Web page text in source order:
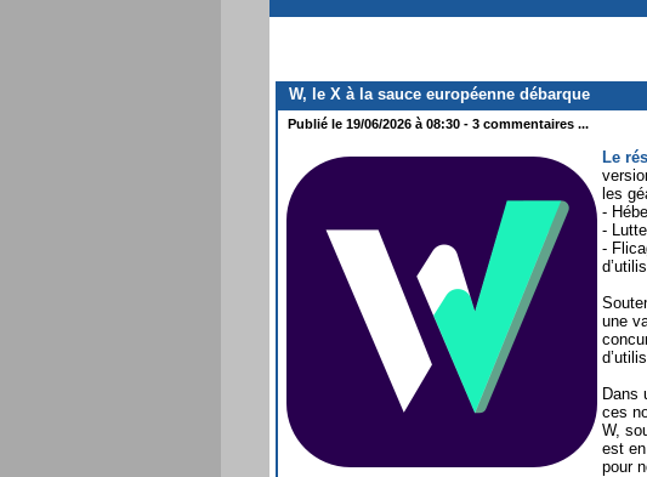
W, le X à la sauce européenne débarque
Publié le 19/06/2026 à 08:30 - 3 commentaires ...
Le
les
-
-
-
une
Dans
ces
W,
est
pour